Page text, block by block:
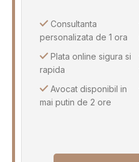
Consultanta
personalizata de 1 ora
Plata online sigura si
rapida
Avocat disponibil in
mai putin de 2 ore